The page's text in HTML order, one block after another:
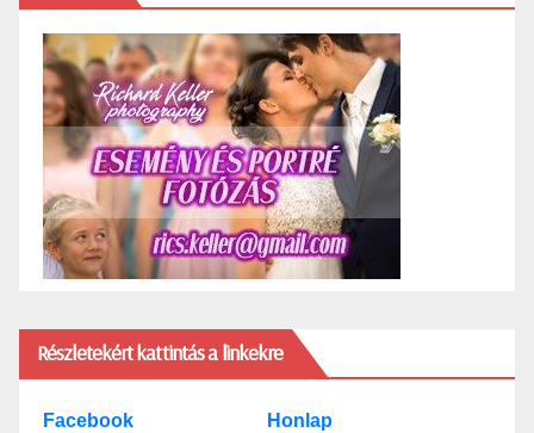
Részletekért kattintás a linkekre
Facebook Honlap